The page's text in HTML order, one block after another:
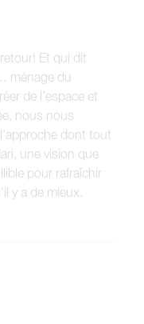
Et qui dit
ménage du
de l’espace et
nous nous
dont tout
une vision que
pour rafraîchir
y a de mieux.